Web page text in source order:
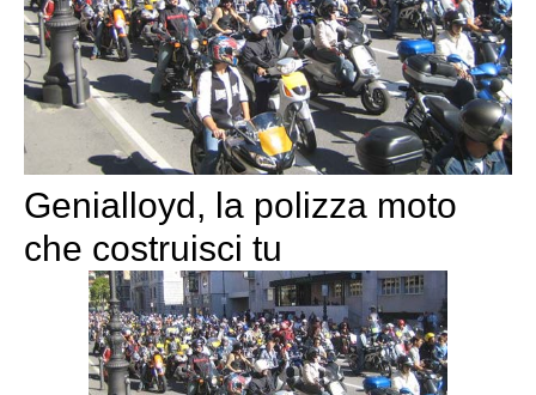
Genialloyd, la polizza moto
che costruisci tu